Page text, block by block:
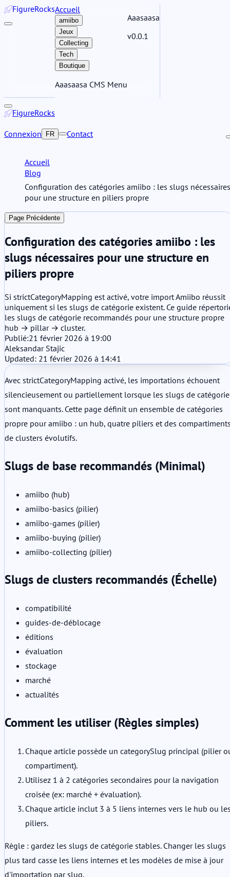
FigureRocksAccueil
amiibo
Jeux
Collecting
Tech
Boutique
Aaasaasa CMS Menu
Aaasaasa
v0.0.1
FigureRocks
Connexion FR Contact
Accueil
Blog
Configuration des catégories amiibo : les slugs nécessaires
pour une structure en piliers propre
Page Précédente
Configuration des catégories amiibo : les
slugs nécessaires pour une structure en
piliers propre
Si strictCategoryMapping est activé, votre import Amiibo réussit
uniquement si les slugs de catégorie existent. Ce guide
les slugs de catégorie recommandés pour une structure propre
hub → pillar → cluster.
Publié:21 février 2026 à 19:00
Aleksandar Stajic
Updated: 21 février 2026 à 14:41
Avec strictCategoryMapping activé, les importations échouent
silencieusement ou partiellement lorsque les slugs de catégorie
sont manquants. Cette page définit un ensemble de catégories
propre pour amiibo : un hub, quatre piliers et des
de clusters évolutifs.
Slugs de base recommandés (Minimal)
amiibo (hub)
amiibo-basics (pilier)
amiibo-games (pilier)
amiibo-buying (pilier)
amiibo-collecting (pilier)
Slugs de clusters recommandés (Échelle)
compatibilité
guides-de-déblocage
éditions
évaluation
stockage
marché
actualités
Comment les utiliser (Règles simples)
Chaque article possède un categorySlug principal (pilier
compartiment).
Utilisez 1 à 2 catégories secondaires pour la navigation
croisée (ex: marché + évaluation).
Chaque article inclut 3 à 5 liens internes vers le hub ou
piliers.
Règle : gardez les slugs de catégorie stables. Changer les slugs
plus tard casse les liens internes et les modèles de mise à jour
d'importation par slug.